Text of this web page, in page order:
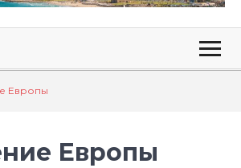
Европы
Европы